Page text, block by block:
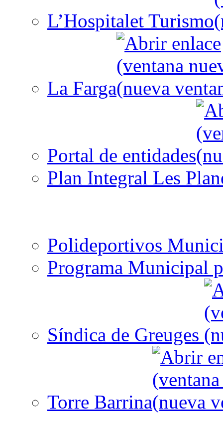
L’Hospitalet Turismo
La Farga
Portal de entidades
Plan Integral Les
Polideportivos
Programa Municipal
Síndica de Greuges
Torre Barrina